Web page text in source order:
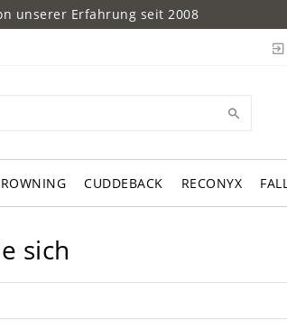
unserer Erfahrung seit 2008
CUDDEBACK RECONYX
sich